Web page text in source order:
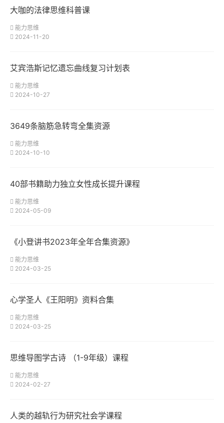
大咖的法律思维科普课
能力思维
2024-11-20
艾宾浩斯记忆遗忘曲线复习计划表
能力思维
2024-10-27
3649条脑筋急转弯全集资源
能力思维
2024-10-10
40部书籍助力独立女性成长提升课程
能力思维
2024-05-09
《小登讲书2023年全年合集资源》
能力思维
2024-03-25
心学圣人《王阳明》资料合集
能力思维
2024-03-25
思维导图学古诗 （1-9年级）课程
能力思维
2024-02-27
人类的越轨行为研究社会学课程